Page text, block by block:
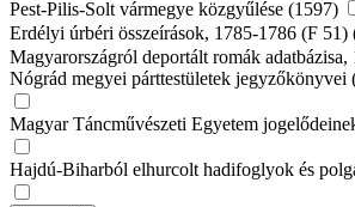
Pest-Pilis-Solt vármegye közgyűlése (1597)
Erdélyi úrbéri összeírások, 1785-1786 (F 51)
Magyarországról deportált romák
Nógrád megyei párttestületek jegyzőkönyvei
Magyar Táncművészeti Egyetem
Hajdú-Biharból elhurcolt hadifoglyok és